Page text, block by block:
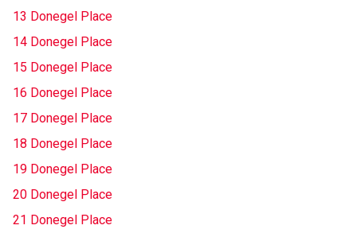
13 Donegel Place
14 Donegel Place
15 Donegel Place
16 Donegel Place
17 Donegel Place
18 Donegel Place
19 Donegel Place
20 Donegel Place
21 Donegel Place